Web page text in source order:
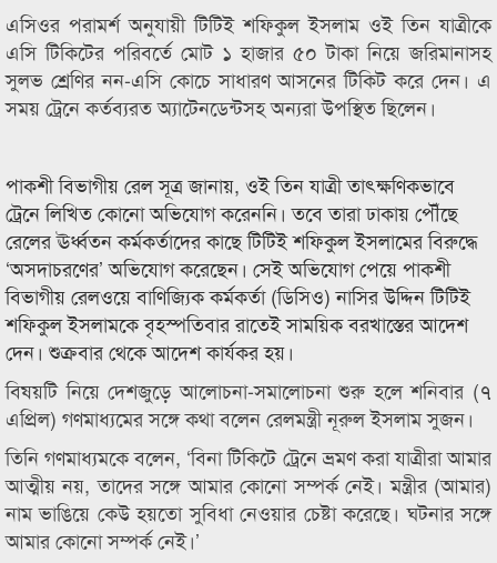
এসিওর পরামর্শ অনুযায়ী টিটিই শফিকুল ইসলাম ওই তিন যাত্রীকে
এসি টিকিটের পরিবর্তে মোট ১ হাজার ৫০ টাকা নিয়ে জরিমানাসহ
সুলভ শ্রেণির নন-এসি কোচে সাধারণ আসনের টিকিট করে দেন। এ
সময় ট্রেনে কর্তব্যরত অ্যাটেনডেন্টসহ অন্যরা উপস্থিত ছিলেন।
পাকশী বিভাগীয় রেল সূত্র জানায়, ওই তিন যাত্রী তাৎক্ষণিকভাবে
ট্রেনে লিখিত কোনো অভিযোগ করেননি। তবে তারা ঢাকায় পৌঁছে
রেলের ঊর্ধ্বতন কর্মকর্তাদের কাছে টিটিই শফিকুল ইসলামের বিরুদ্ধে
‘অসদাচরণের’ অভিযোগ করেছেন। সেই অভিযোগ পেয়ে পাকশী
বিভাগীয় রেলওয়ে বাণিজ্যিক কর্মকর্তা (ডিসিও) নাসির উদ্দিন টিটিই
শফিকুল ইসলামকে বৃহস্পতিবার রাতেই সাময়িক বরখাস্তের আদেশ
দেন। শুক্রবার থেকে আদেশ কার্যকর হয়।
বিষয়টি নিয়ে দেশজুড়ে আলোচনা-সমালোচনা শুরু হলে শনিবার (৭
এপ্রিল) গণমাধ্যমের সঙ্গে কথা বলেন রেলমন্ত্রী নূরুল ইসলাম সুজন।
তিনি গণমাধ্যমকে বলেন, ‘বিনা টিকিটে ট্রেনে ভ্রমণ করা যাত্রীরা আমার
আত্মীয় নয়, তাদের সঙ্গে আমার কোনো সম্পর্ক নেই। মন্ত্রীর (আমার)
নাম ভাঙিয়ে কেউ হয়তো সুবিধা নেওয়ার চেষ্টা করেছে। ঘটনার সঙ্গে
আমার কোনো সম্পর্ক নেই।’